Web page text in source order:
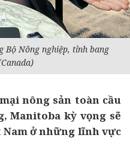
Bộ Nông nghiệp, tỉnh bang
nông sản toàn cầu
Manitoba kỳ vọng sẽ
ở những lĩnh vực